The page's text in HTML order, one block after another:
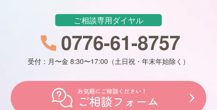
ご相談専用ダイヤル
0776-61-8757
受付：月〜金 8:30〜17:00（土日祝・年末年始除く）
お気軽にご相談ください！
ご相談フォーム